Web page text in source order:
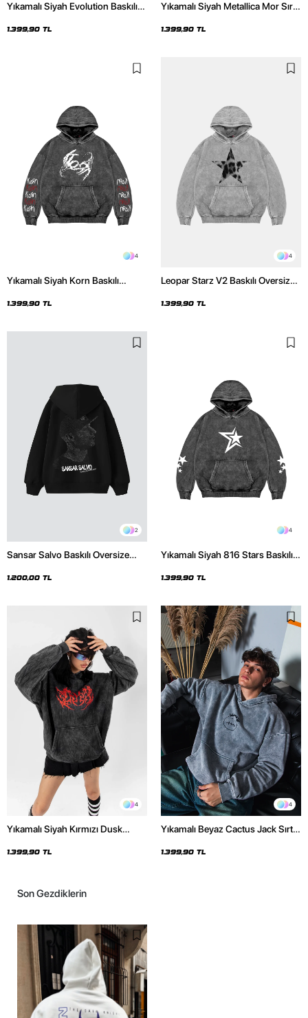
Yıkamalı Siyah Evolution Baskılı
Hoodie
1.399,90 TL
Yıkamalı Siyah Metallica Mor Sırt
Hoodie
1.399,90 TL
4
Yıkamalı Siyah Korn Baskılı
1.399,90 TL
4
Leopar Starz V2 Baskılı Oversize
Hoodie
1.399,90 TL
2
Sansar Salvo Baskılı Oversize
1.200,00 TL
4
Yıkamalı Siyah 816 Stars Baskılı
1.399,90 TL
4
Yıkamalı Siyah Kırmızı Dusk
1.399,90 TL
4
Yıkamalı Beyaz Cactus Jack Sırt
1.399,90 TL
Son Gezdiklerin